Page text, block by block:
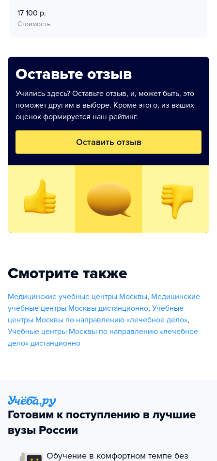
17 100 р.
Стоимость
Оставьте отзыв
Учились здесь? Оставьте отзыв, и, может быть, это
поможет другим в выборе. Кроме этого, из ваших
оценок формируется наш рейтинг.
Оставить отзыв
Смотрите также
Медицинские учебные центры Москвы, Медицинские
учебные центры Москвы дистанционно, Учебные
центры Москвы по направлению «лечебное дело»,
Учебные центры Москвы по направлению «лечебное
дело» дистанционно
Готовим к поступлению в лучшие
вузы России
Обучение в комфортном темпе без